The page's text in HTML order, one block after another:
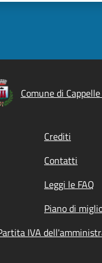
Comune di
Crediti
Contatti
Leggi le FAQ
Piano di
IVA